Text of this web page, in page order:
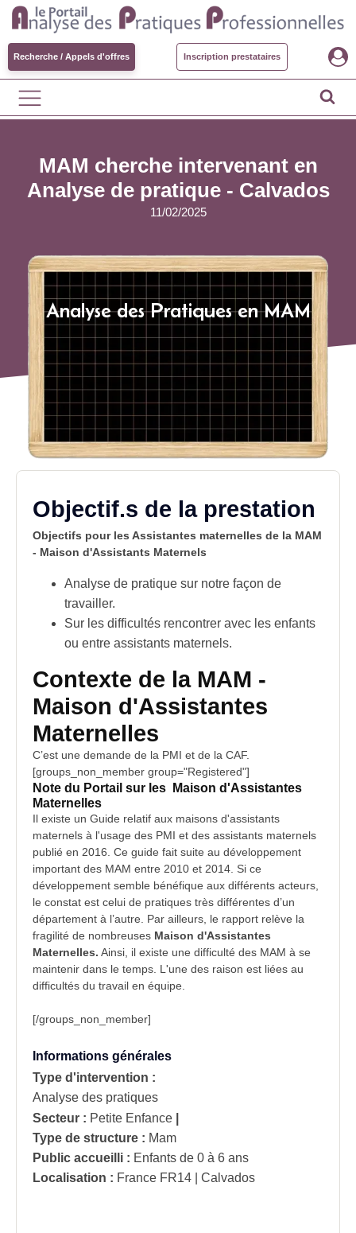
Recherche / Appels d'offres Inscription prestataires
MAM cherche intervenant en
Analyse de pratique - Calvados
11/02/2025
Analyse des Pratiques en MAM
Objectif.s de la prestation
Objectifs pour les Assistantes maternelles de la MAM
- Maison d'Assistants Maternels
Analyse de pratique sur notre façon de
travailler.
Sur les difficultés rencontrer avec les enfants
ou entre assistants maternels.
Contexte de la MAM -
Maison d'Assistantes
Maternelles
C’est une demande de la PMI et de la CAF.
[groups_non_member group="Registered"]
Note du Portail sur les
Maison d'Assistantes
Maternelles
Il existe un Guide relatif aux maisons d'assistants
maternels à l'usage des PMI et des assistants maternels
publié en 2016. Ce guide fait suite au développement
important des MAM entre 2010 et 2014. Si ce
développement semble bénéfique aux différents acteurs,
le constat est celui de pratiques très différentes d’un
département à l’autre. Par ailleurs, le rapport relève la
fragilité de nombreuses Maison d'Assistantes
Maternelles. Ainsi, il existe une difficulté des MAM à se
maintenir dans le temps. L'une des raison est liées au
difficultés du travail en équipe
[/groups_non_member]
Informations générales
Type d'intervention :
Analyse des pratiques
Secteur : Petite Enfance
Type de structure : Mam
Public accueilli : Enfants de 0 à 6 ans
Localisation : France FR14 | Calvados